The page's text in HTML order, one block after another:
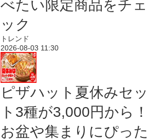
べたい限定商品をチェ
ック
トレンド
2026-08-03 11:30
ピザハット夏休みセッ
ト3種が3,000円から！
お盆や集まりにぴった